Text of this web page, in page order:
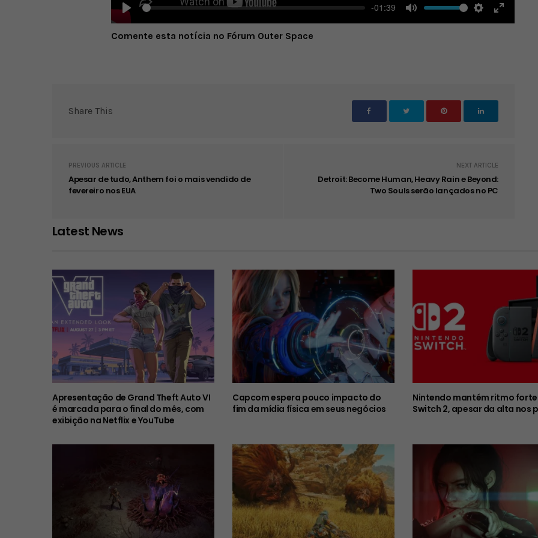
Play
-01:39
Mute Settings
Enter
Comente esta notícia no Fórum Outer Space
Share This
PREVIOUS ARTICLE
Apesar de tudo, Anthem foi o mais vendido de
fevereiro nos EUA
NEXT ARTICLE
Detroit: Become Human, Heavy Rain e Beyond:
Two Souls serão lançados no PC
Latest News
Apresentação de Grand Theft Auto VI
é marcada para o final do mês, com
exibição na Netflix e YouTube
Capcom espera pouco impacto do
fim da mídia física em seus negócios
Nintendo mantém ritmo
Switch 2, apesar da alta nos